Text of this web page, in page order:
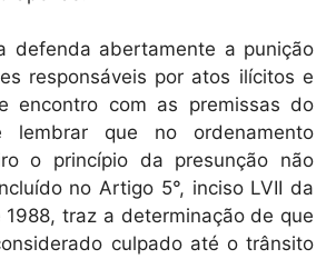
defenda abertamente a punição
responsáveis por atos ilícitos e
encontro com as premissas do
lembrar que no ordenamento
o princípio da presunção não
no Artigo 5°, inciso LVII da
1988, traz a determinação de que
culpado até o trânsito